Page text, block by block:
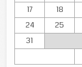
17
18
24
25
31